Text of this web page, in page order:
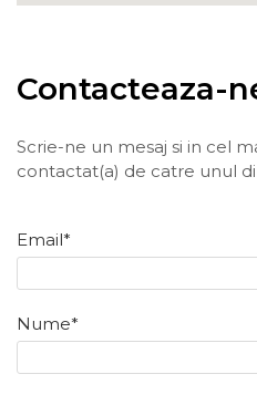
Contacteaza-
Scrie-ne un mesaj si in cel
contactat(a) de catre unul
Email*
Nume*